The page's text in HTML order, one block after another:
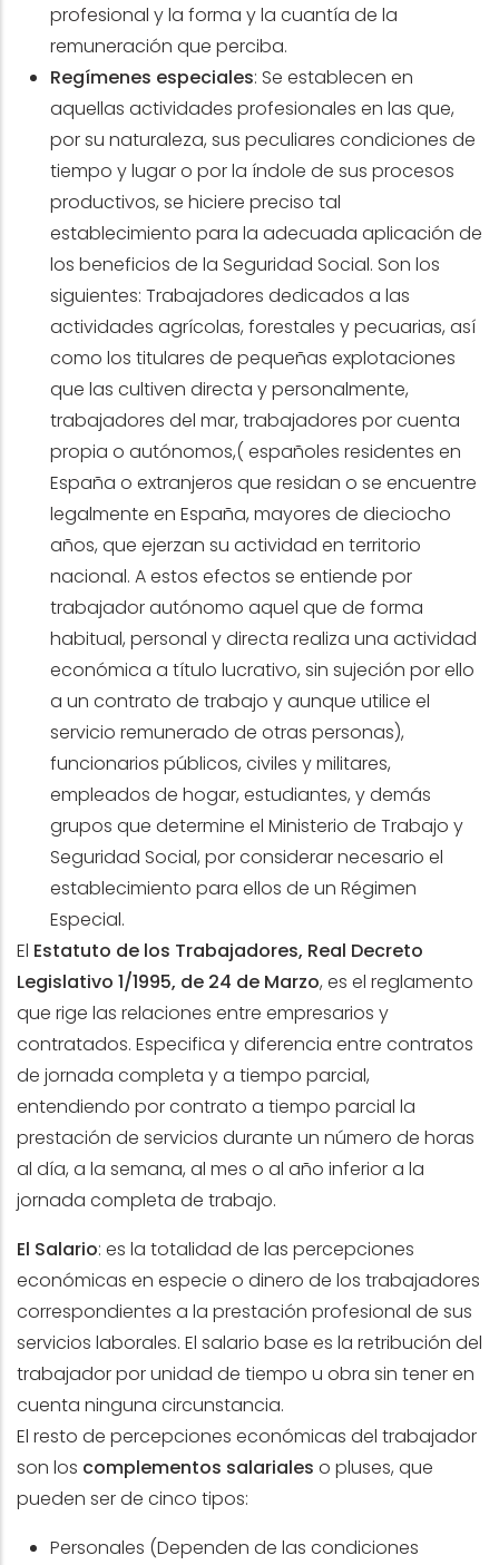
profesional y la forma y la cuantía de la
remuneración que perciba.
Regímenes especiales: Se establecen en
aquellas actividades profesionales en las que,
por su naturaleza, sus peculiares condiciones de
tiempo y lugar o por la índole de sus procesos
productivos, se hiciere preciso tal
establecimiento para la adecuada aplicación de
los beneficios de la Seguridad Social. Son los
siguientes: Trabajadores dedicados a las
actividades agrícolas, forestales y pecuarias, así
como los titulares de pequeñas explotaciones
que las cultiven directa y personalmente,
trabajadores del mar, trabajadores por cuenta
propia o autónomos,( españoles residentes en
España o extranjeros que residan o se encuentre
legalmente en España, mayores de dieciocho
años, que ejerzan su actividad en territorio
nacional. A estos efectos se entiende por
trabajador autónomo aquel que de forma
habitual, personal y directa realiza una actividad
económica a título lucrativo, sin sujeción por ello
a un contrato de trabajo y aunque utilice el
servicio remunerado de otras personas),
funcionarios públicos, civiles y militares,
empleados de hogar, estudiantes, y demás
grupos que determine el Ministerio de Trabajo y
Seguridad Social, por considerar necesario el
establecimiento para ellos de un Régimen
Especial.
El Estatuto de los Trabajadores, Real Decreto
Legislativo 1/1995, de 24 de Marzo, es el reglamento
que rige las relaciones entre empresarios y
contratados. Especifica y diferencia entre contratos
de jornada completa y a tiempo parcial,
entendiendo por contrato a tiempo parcial la
prestación de servicios durante un número de horas
al día, a la semana, al mes o al año inferior a la
jornada completa de trabajo.
El Salario: es la totalidad de las percepciones
económicas en especie o dinero de los trabajadores
correspondientes a la prestación profesional de sus
servicios laborales. El salario base es la retribución del
trabajador por unidad de tiempo u obra sin tener en
cuenta ninguna circunstancia.
El resto de percepciones económicas del trabajador
son los complementos salariales o pluses, que
pueden ser de cinco tipos:
Personales (Dependen de las condiciones